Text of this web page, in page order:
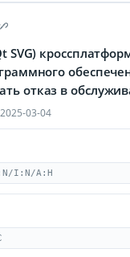
SVG)
отказ в
2025-03-04
I:N/A:H